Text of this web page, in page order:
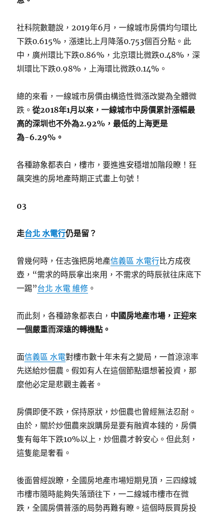
社科院數聽說，2019年6月，一線城市房價均勻環比
下跌0.615%，漲速比上月降落0.753個百分點。此
中，廣州環比下跌0.86%，北京環比微跌0.48%，深
圳環比下跌0.98%，上海環比微跌0.14%。
總的來看，一線城市房價由構造性微漲改變為全體微
跌。從2018年1月以來，一線城市中房價累計漲幅最
高的深圳也不外為2.92%，最低的上海更是
為-6.29%。
各種跡象都表白，樓市，要進進安穩增加階段瞭！狂
飆突進的房地產時期正式畫上句號！
03
走台北 水電行仍是留？
曾幾何時，任志強把房地產信義區 水電行比方成夜
壺，“需求的時辰拿出來用，不需求的時辰就往床底下
一踢”台北 水電 維修 。
而此刻，各種跡象都表白， 中國房地產市場，正迎來
一個嚴重而深遠的轉機點。
面信義區 水電對樓市數十年未有之變局，一首涼涼率
先送給炒佃農。假如有人在這個節點還想著投資，那
麼他必定是悲觀主義者。
房價即便不跌，保持原狀，炒佃農也曾經無法忍耐。
由於，關於炒佃農來說購房是要有融資本錢的，房價
隻有每年下跌10%以上，炒佃農才幹安心。但此刻，
這隻能是奢看。
後面曾經說瞭，全國房地產市場短期見頂，三四線城
市樓市隨時能夠失落頭往下，一二線城市樓市在微
跌，全國房價普漲的局勢再難有瞭。這個時辰買房投